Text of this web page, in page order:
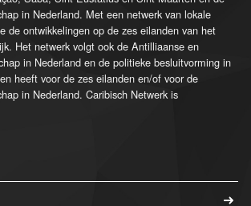
in Nederland. Met een netwerk van lokale
de ontwikkelingen op de zes eilanden van het
Het netwerk volgt ook de Antilliaanse en
in Nederland en de politieke besluitvorming in
heeft voor de zes eilanden en/of voor de
in Nederland. Caribisch Netwerk is